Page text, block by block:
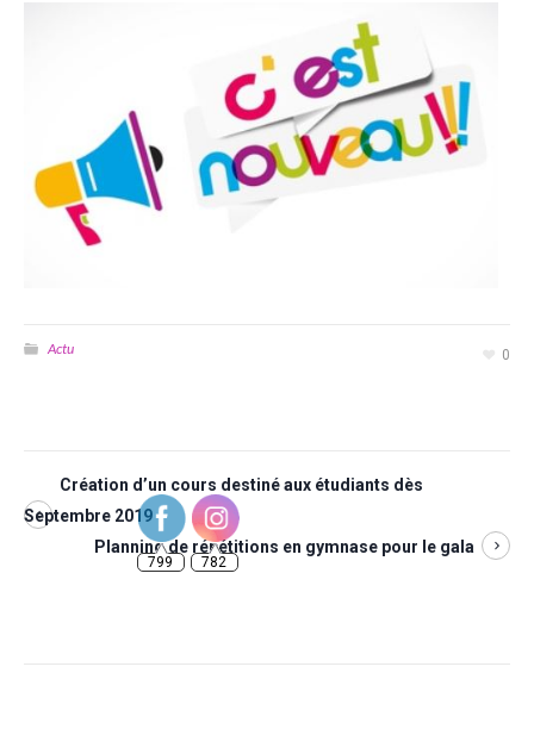
0
Actu
Création d’un cours destiné aux étudiants dès
Septembre 2019
Planning de répétitions en gymnase pour le gala
799 782